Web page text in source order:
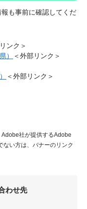
も事前に確認してくだ
ンク＞
）
＜外部リンク＞
＜外部リンク＞
社が提供するAdobe
い方は、バナーのリンク
わせ先